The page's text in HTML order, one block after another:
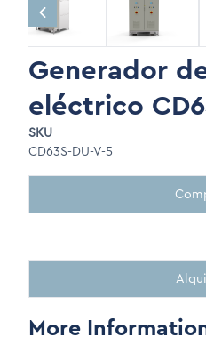
Generador
eléctrico
SKU
CD63S-DU-V-5
More